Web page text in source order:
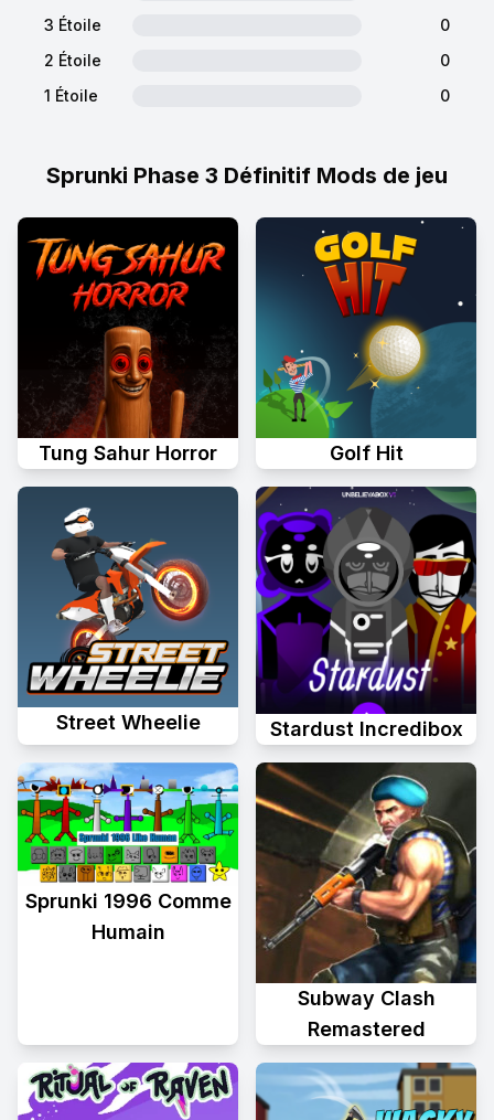
Sprunki Phase 3 Définitif Mods de jeu
Tung Sahur Horror Golf Hit
Street Wheelie Stardust Incredibox
Sprunki 1996 Comme
Humain
Subway Clash
Remastered
3 Étoile
0
2 Étoile
0
1 Étoile
0